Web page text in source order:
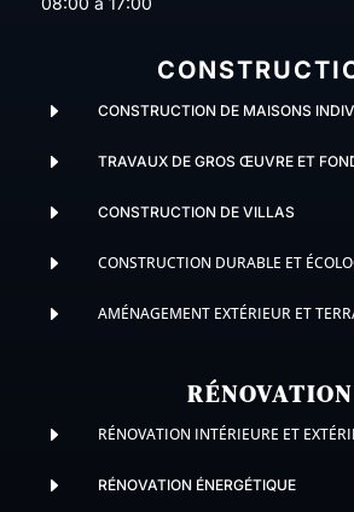
E CONSTRUCTION DE MAISONS
E TRAVAUX DE GROS ŒUVRE ET
E CONSTRUCTION DE VILLAS
E CONSTRUCTION DURABLE ET
E AMÉNAGEMENT EXTÉRIEUR ET
RÉNOVATION
E RÉNOVATION INTÉRIEURE ET
E RÉNOVATION ÉNERGÉTIQUE